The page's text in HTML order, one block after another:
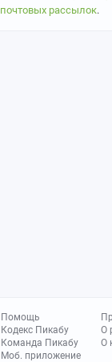
почтовых рассылок.
Помощь
Кодекс Пикабу
Команда Пикабу
Моб. приложение
О
О